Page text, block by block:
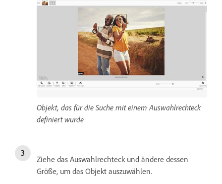
Objekt, das für die Suche mit einem Auswahlrechteck
definiert wurde
Ziehe das Auswahlrechteck und ändere dessen
Größe, um das Objekt auszuwählen.